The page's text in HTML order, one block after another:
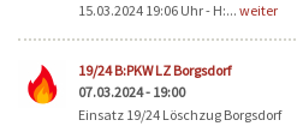
15.03.2024 19:06 Uhr - H:... weiter
19/24 B:PKW LZ Borgsdorf
07.03.2024 - 19:00
Einsatz 19/24 Löschzug Borgsdorf